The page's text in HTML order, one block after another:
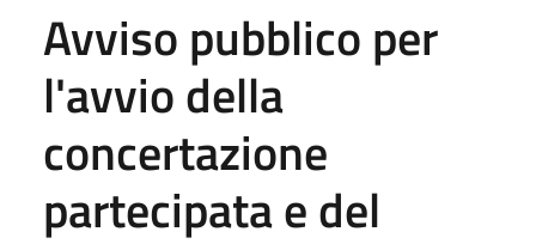
Avviso pubblico per
l'avvio della
concertazione
partecipata e del